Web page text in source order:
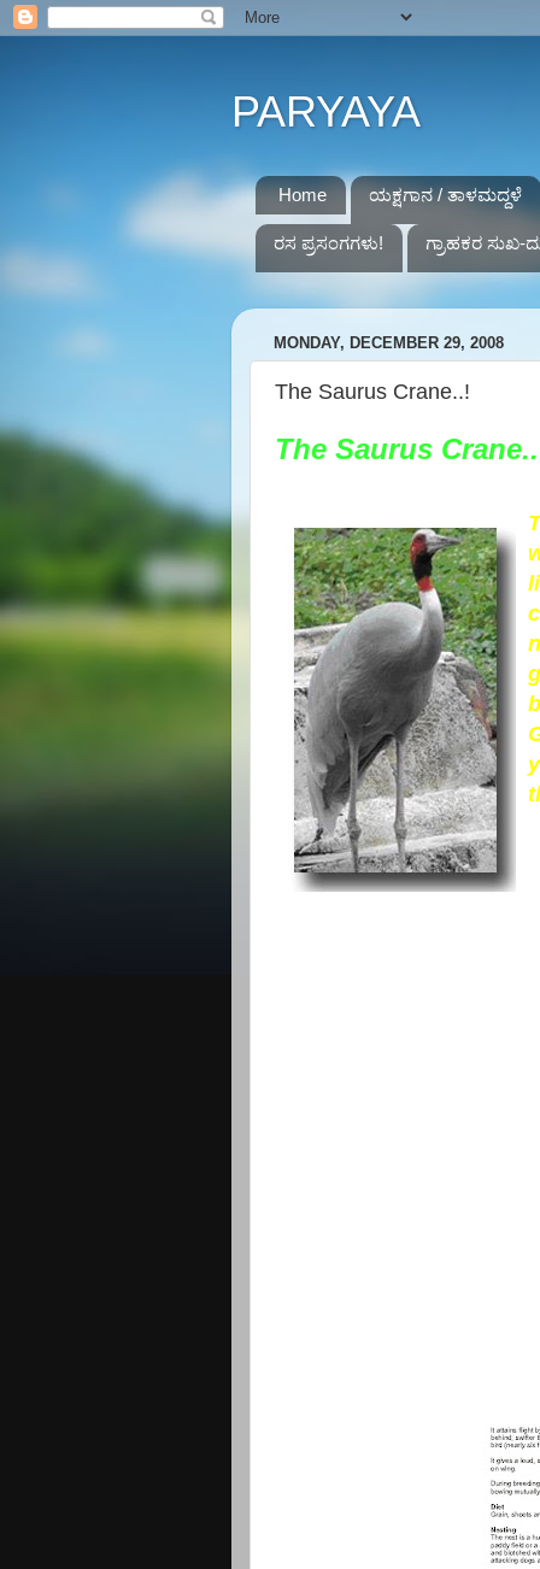
PARYAYA
Home ಯಕ್ಷಗಾನ / ತಾಳಮದ್ದಳೆ
ರಸ ಪ್ರಸಂಗಗಳು! ಗ್ರಾಹಕರ ಸುಖ-
MONDAY, DECEMBER 29, 2008
The Saurus Crane..!
The Saurus